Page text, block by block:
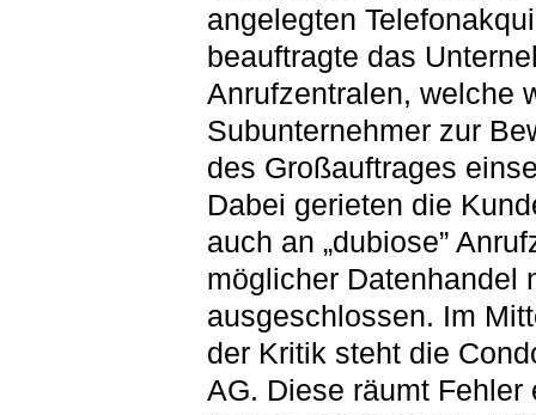
angelegten
beauftragte das
Anrufzentralen, welche
Subunternehmer zur
des Großauftrages
Dabei gerieten die
auch an „dubiose”
möglicher Datenhandel
ausgeschlossen. Im
der Kritik steht die
AG. Diese räumt Fehler